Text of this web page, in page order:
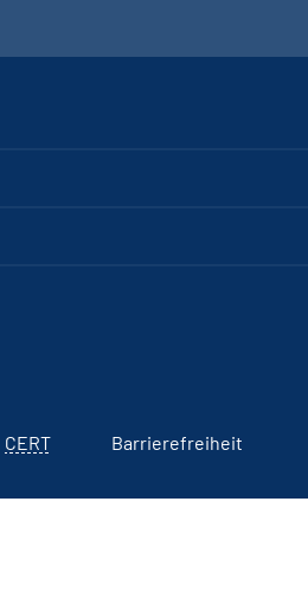
CERT Barrierefreiheit